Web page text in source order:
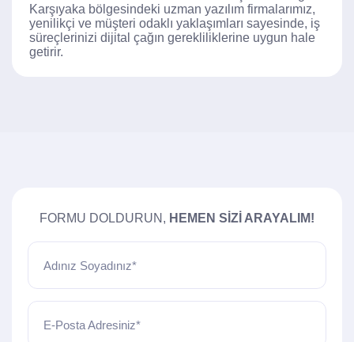
Karşıyaka bölgesindeki uzman yazılım firmalarımız,
yenilikçi ve müşteri odaklı yaklaşımları sayesinde, iş
süreçlerinizi dijital çağın gerekliliklerine uygun hale
getirir.
FORMU DOLDURUN, HEMEN SIZI ARAYALIM!
Adınız Soyadınız*
E-Posta Adresiniz*